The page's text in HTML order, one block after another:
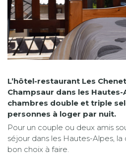
L’hôtel-restaurant Les
Champsaur dans les
chambres double et triple
personnes à loger par nuit.
Pour un couple ou deux amis
séjour dans les Hautes-Alpes,
bon choix à faire.